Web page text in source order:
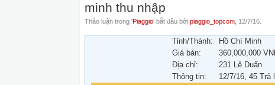
minh thu nhập
Thảo luận trong 'Piaggio' bắt đầu bởi piaggio_topcom 12/7/16
Tỉnh/Thành:
Hồ Chí Minh
Giá bán:
360,000,000
Địa chỉ:
231 Lê Duẩn
Thông tin:
12/7/16, 45 Trả